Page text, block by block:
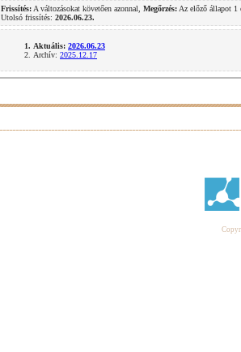
Frissítés: A változásokat követően azonnal, Megőrzés: Az előző állapot 1
Utolsó frissítés: 2026.06.23.
Aktuális: 2026.06.23
Archív: 2025.12.17